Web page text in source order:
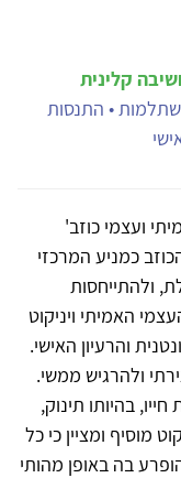
• התנסות
ועצמי כוזב'
הכוזב כמניע המרכזי
ולהתייחסות
האמיתי ויניקוט
והרעיון האישי.
ולהרגיש ממשי.
בהיותו תינוק,
מוסיף ומציין כי כל
בה באופן מהותי